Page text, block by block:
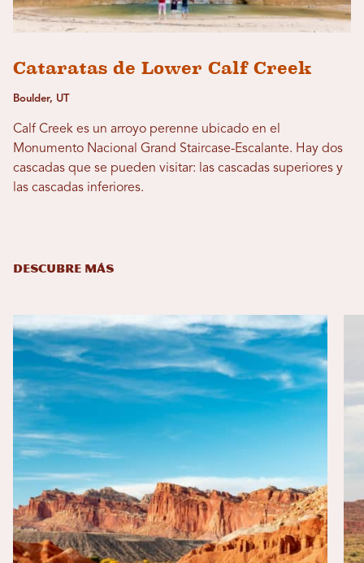
Cataratas de Lower Calf Creek
Boulder, UT
Calf Creek es un arroyo perenne ubicado en el
Monumento Nacional Grand Staircase-Escalante. Hay dos
cascadas que se pueden visitar: las cascadas superiores y
las cascadas inferiores.
DESCUBRE MÁS